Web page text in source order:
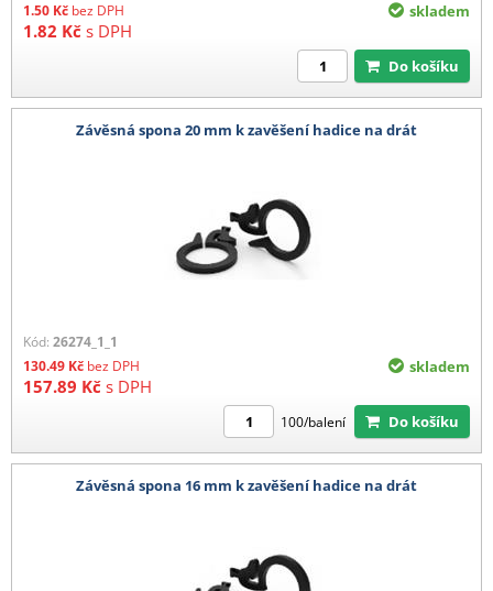
1.50 Kč bez DPH
1.82 Kč s DPH
skladem
Do košíku
Závěsná spona 20 mm k zavěšení hadice na drát
Kód: 26274_1_1
130.49 Kč bez DPH
157.89 Kč s DPH
skladem
100/balení Do košíku
Závěsná spona 16 mm k zavěšení hadice na drát